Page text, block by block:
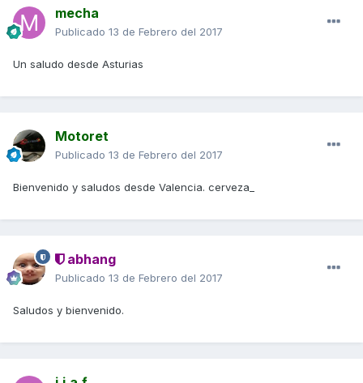
mecha
Publicado 13 de Febrero del 2017
Un saludo desde Asturias
Motoret
Publicado 13 de Febrero del 2017
Bienvenido y saludos desde Valencia. cerveza_
abhang
Publicado 13 de Febrero del 2017
Saludos y bienvenido.